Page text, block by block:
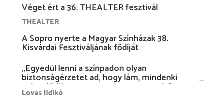
Véget ért a 36. THEALTER fesztivál
THEALTER
A Sopro nyerte a Magyar Színházak 38.
Kisvárdai Fesztiváljának fődíját
„Egyedül lenni a színpadon olyan
biztonságérzetet ad, hogy lám, mindenki
más nélkül is megvagyok magammal…”
Lovas Ildikó